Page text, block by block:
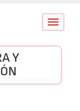
Conmutar
Y